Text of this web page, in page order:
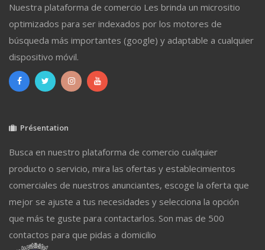
Nuestra plataforma de comercio Les brinda un micrositio
optimizados para ser indexados por los motores de
búsqueda más importantes (google) y adaptable a cualquier
dispositivo móvil.
Présentation
Busca en nuestro plataforma de comercio cualquier
producto o servicio, mira las ofertas y establecimientos
comerciales de nuestros anunciantes, escoge la oferta que
mejor se ajuste a tus necesidades y selecciona la opción
que más te guste para contactarlos. Son mas de 500
contactos para que pidas a domicilio